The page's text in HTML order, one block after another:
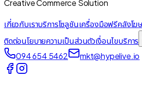
Creative Commerce Solution
เกี่ยวกับเราบริการโซลูชันเครื่องมือฟรีคลังโฆ
ติดต่อนโยบายความเป็นส่วนตัวเงื่อนไขบริการ
094 654 5462 mkt@hypelive.io